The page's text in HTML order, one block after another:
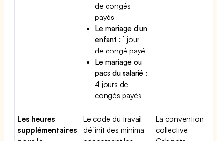
de congés
payés
Le mariage d'un
enfant : 1 jour
de congé payé
Le mariage ou
pacs du salarié :
4 jours de
congés payés
Les heures
supplémentaires
Le code du travail
définit des minima
La convention
collective